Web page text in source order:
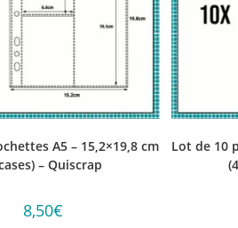
A5 – 15,2×19,8 cm
– Quiscrap
8,50€
Lot de 10